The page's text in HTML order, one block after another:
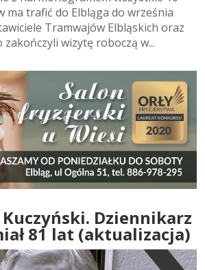
ma trafić do Elbląga do września
Tramwajów Elbląskich oraz
wizytę roboczą w...
Kuczyński. Dziennikarz
81 lat (aktualizacja)